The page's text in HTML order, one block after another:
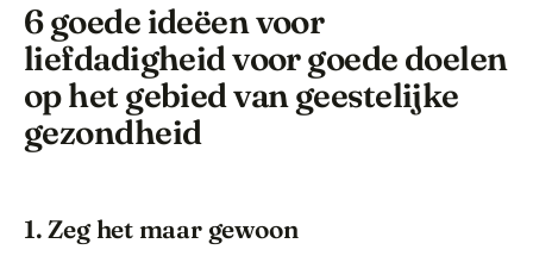
6 goede ideëen voor
liefdadigheid voor goede doelen
op het gebied van geestelijke
gezondheid
1. Zeg het maar gewoon